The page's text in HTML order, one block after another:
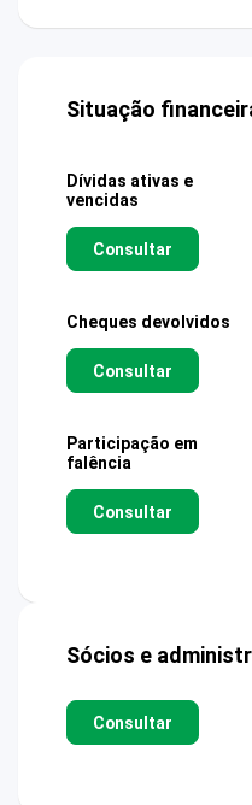
Situação
Dívidas ativas e
vencidas
Consultar
Cheques devolvidos
Consultar
Participação em
falência
Consultar
Sócios e
Consultar